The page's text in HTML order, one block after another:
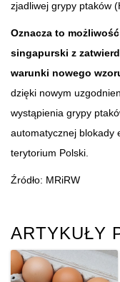
zjadliwej grypy ptaków
Oznacza to
singapurski z
warunki nowego
dzięki nowym
wystąpienia grypy
automatycznej blokady
terytorium Polski.
Źródło: MRiRW
ARTYKUŁY